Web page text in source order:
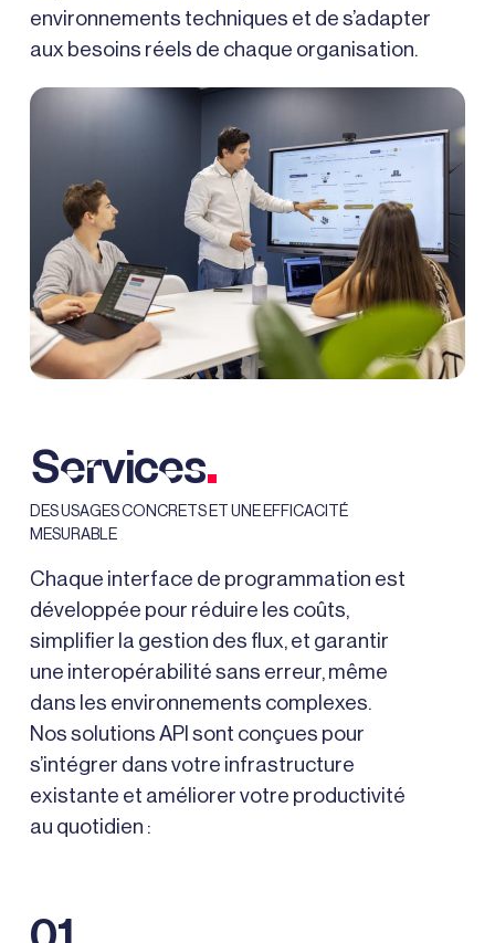
environnements techniques et de s’adapter
aux besoins réels de chaque organisation.
Services.
DES USAGES CONCRETS ET UNE EFFICACITÉ
MESURABLE
Chaque interface de programmation est
développée pour réduire les coûts,
simplifier la gestion des flux, et garantir
une interopérabilité sans erreur, même
dans les environnements complexes.
Nos solutions API sont conçues pour
s’intégrer dans votre infrastructure
existante et améliorer votre productivité
au quotidien :